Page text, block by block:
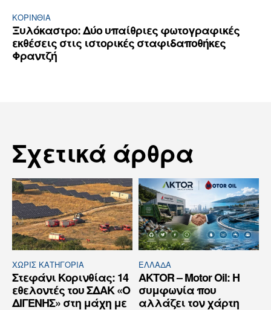
ΚΟΡΙΝΘΊΑ
Ξυλόκαστρο: Δύο υπαίθριες φωτογραφικές
εκθέσεις στις ιστορικές σταφιδαποθήκες
Φραντζή
Σχετικά άρθρα
ΧΩΡΊΣ ΚΑΤΗΓΟΡΊΑ
Στεφάνι Κορινθίας: 14
εθελοντές του ΣΔΑΚ «Ο
ΔΙΓΕΝΗΣ» στη μάχη με
ΕΛΛΆΔΑ
AKTOR – Motor Oil: Η
συμφωνία που
αλλάζει τον χάρτη